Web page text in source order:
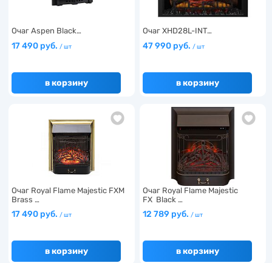
Очаг Aspen Black…
17 490 руб. / шт
в корзину
Очаг XHD28L-INT…
47 990 руб. / шт
в корзину
Очаг Royal Flame Majestic FXM
Brass …
17 490 руб. / шт
в корзину
Очаг Royal Flame Majestic
FX Black …
12 789 руб. / шт
в корзину